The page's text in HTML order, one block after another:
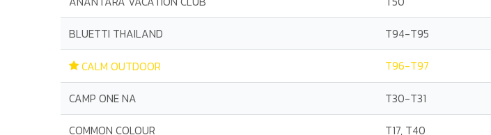
BLUETTI THAILAND
T94-T95
CALM OUTDOOR T96-T97
CAMP ONE NA T30-T31
COMMON COLOUR
T17, T40